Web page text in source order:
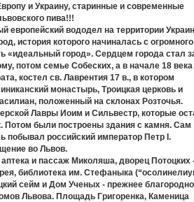
и Украину, старинные и современные
пива!!!
европейский вододел на территории
история которого начиналась с огромного
«идеальный город». Сердцем города стал
потом семье Собеских, а в начале 18 века
костел св. Лаврентия 17 в., в котором
монастырь, Троицкая церковь и
положенный на склонах Розточья.
Лавры Иоим и Сильвестр, которые
Потом были построены здания с камня. Сам
побывал российский император Петр I.
во Львов.
и пассаж Миколяша, дворец Потоцких
библиотека им. Стефаныка
сейм и Дом Ученых - прежнее
Львова. Площадь Григоренка, Каменица